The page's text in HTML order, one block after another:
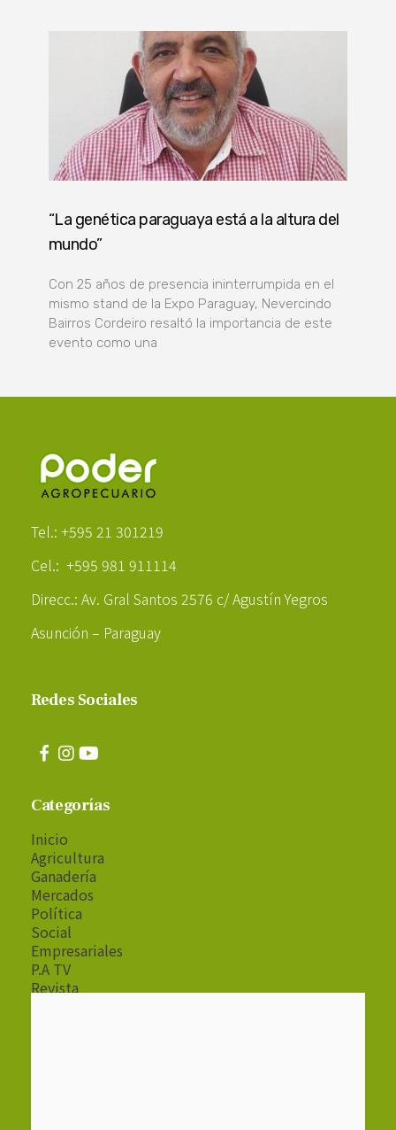
“La genética paraguaya está a la altura del
mundo”
Con 25 años de presencia ininterrumpida en el
mismo stand de la Expo Paraguay, Nevercindo
Bairros Cordeiro resaltó la importancia de este
evento como una
Tel.: +595 21 301219
Cel.: +595 981 911114
Direcc.: Av. Gral Santos 2576 c/ Agustín Yegros
Asunción – Paraguay
Redes Sociales
Categorías
Inicio
Agricultura
Ganadería
Mercados
Política
Social
Empresariales
P.A TV
Revista